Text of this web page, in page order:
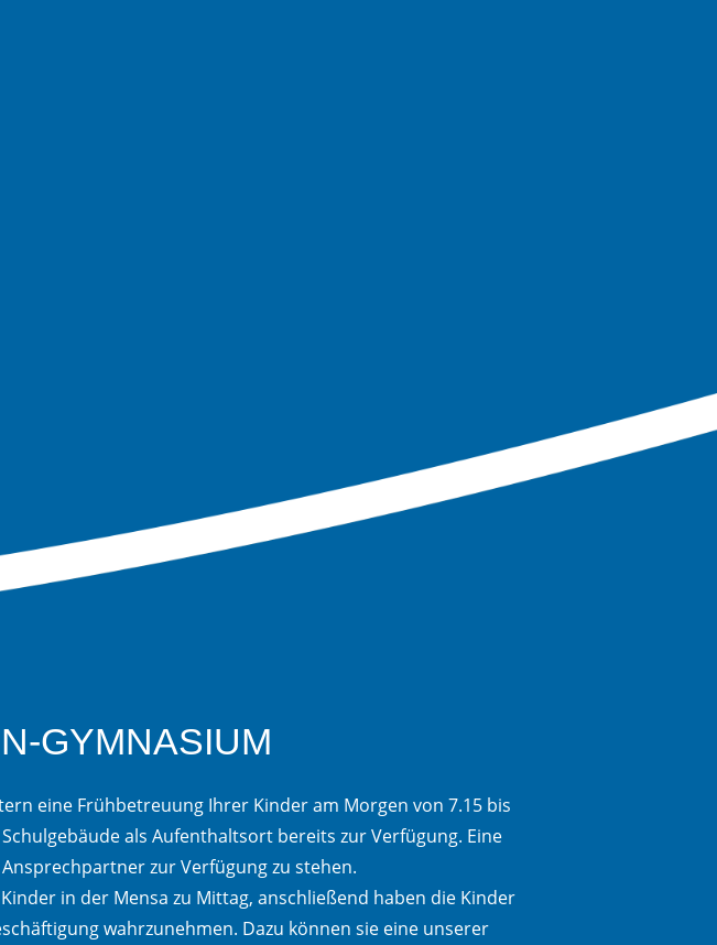
GYMNASIUM
eine Frühbetreuung Ihrer Kinder am Morgen von 7.15 bis
als Aufenthaltsort bereits zur Verfügung. Eine
zur Verfügung zu stehen.
in der Mensa zu Mittag, anschließend haben die Kinder
wahrzunehmen. Dazu können sie eine unserer